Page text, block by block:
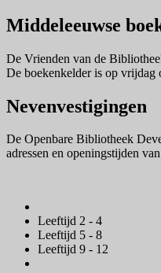
Middeleeuwse
De Vrienden van de
De boekenkelder is op vrijdag
Nevenvestigingen
De Openbare Bibliotheek
adressen en openingstijden
Leeftijd 2 - 4
Leeftijd 5 - 8
Leeftijd 9 - 12